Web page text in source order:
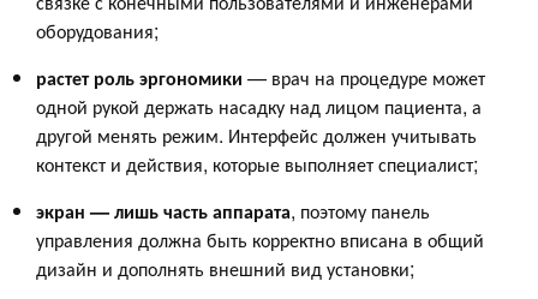
оборудования;
растет роль эргономики — врач на процедуре может
одной рукой держать насадку над лицом пациента, а
другой менять режим. Интерфейс должен учитывать
контекст и действия, которые выполняет специалист;
экран — лишь часть аппарата, поэтому панель
управления должна быть корректно вписана в общий
дизайн и дополнять внешний вид установки;